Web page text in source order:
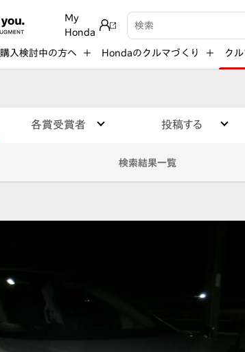
My
Honda
検索キーワード入力
購入検討中の方へ Hondaのクルマづくり ク
各賞受賞者 投稿する
検索結果一覧